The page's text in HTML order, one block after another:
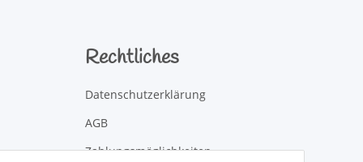
Rechtliches
Datenschutzerklärung
AGB
Zahlungsmöglichkeiten